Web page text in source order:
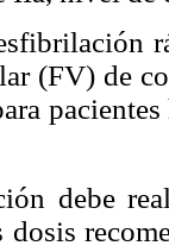
(FV) de
debe
dosis